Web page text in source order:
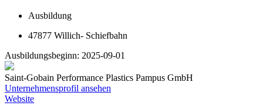
Ausbildung
47877 Willich- Schiefbahn
Ausbildungsbeginn: 2025-09-01
Saint-Gobain Performance Plastics Pampus GmbH
Unternehmensprofil ansehen
Website